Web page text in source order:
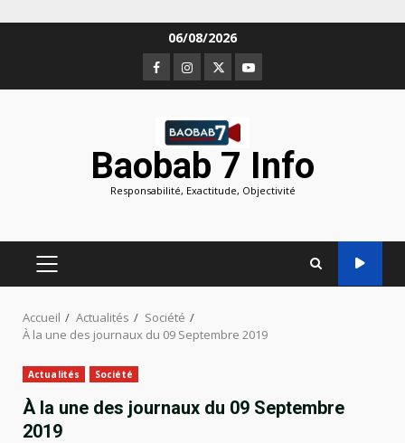
06/08/2026
Facebook
Instagram
TwitterYoutube
Baobab 7 Info
Responsabilité, Exactitude, Objectivité
MENU
PRINCIPAL
Accueil Actualités
Société
À la une des journaux du 09 Septembre 2019
Actualités Société
À la une des journaux du 09 Septembre
2019